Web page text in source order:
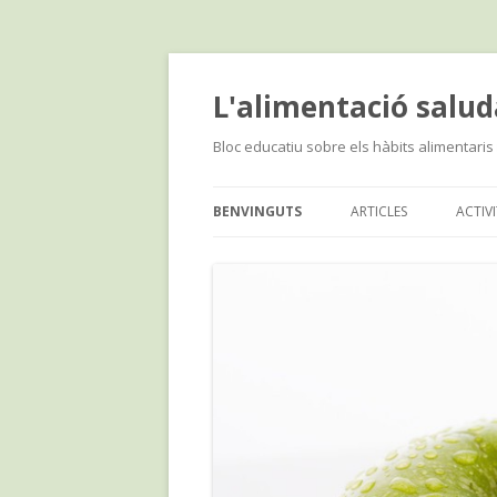
L'alimentació
Bloc educatiu sobre els hàbits alimentaris
BENVINGUTS ARTICLES